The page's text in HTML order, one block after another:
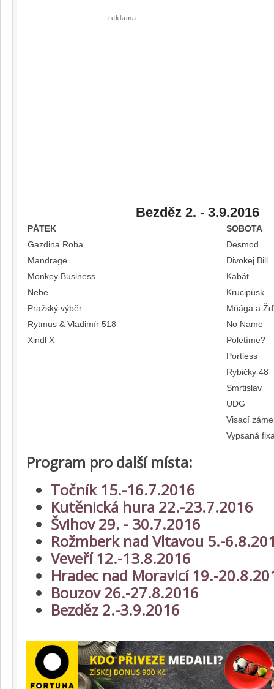
reklama
Bezděz 2. - 3.9.2016
PÁTEK
SOBOTA
Gazdina Roba
Desmod
Mandrage
Divokej Bill
Monkey Business
Kabát
Nebe
Krucipüsk
Pražský výběr
Mňága a
Rytmus & Vladimír 518
No Name
Xindl X
Poletíme?
Portless
Rybičky 48
Smrtislav
UDG
Visací
Vypsaná
Program pro další místa:
Točník 15.-16.7.2016
Kutěnická hura 22.-23.7.2016
Švihov 29. - 30.7.2016
Rožmberk nad Vltavou 5.-
Veveří 12.-13.8.2016
Hradec nad Moravicí 19.-
Bouzov 26.-27.8.2016
Bezděz 2.-3.9.2016